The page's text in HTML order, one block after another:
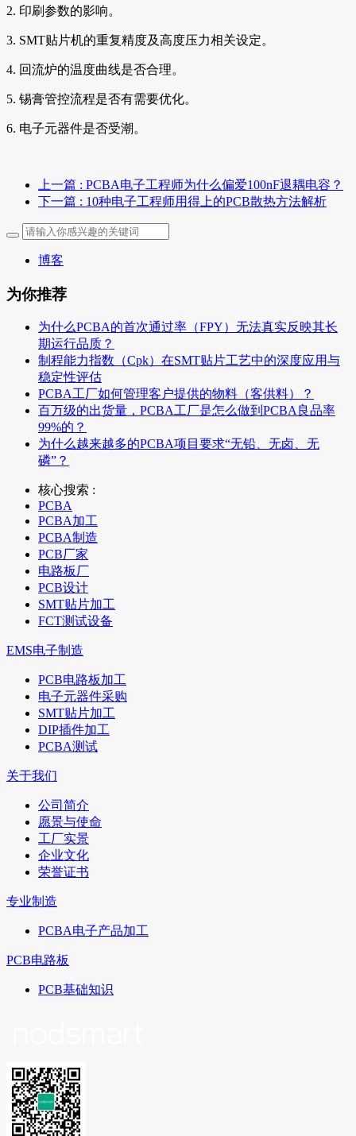
2. 印刷参数的影响。
3. SMT贴片机的重复精度及高度压力相关设定。
4. 回流炉的温度曲线是否合理。
5. 锡膏管控流程是否有需要优化。
6. 电子元器件是否受潮。
上一篇 : PCBA电子工程师为什么偏爱100nF退耦电容？
下一篇 : 10种电子工程师用得上的PCB散热方法解析
博客
为你推荐
为什么PCBA的首次通过率（FPY）无法真实反映其长
期运行品质？
制程能力指数（Cpk）在SMT贴片工艺中的深度应用与
稳定性评估
PCBA工厂如何管理客户提供的物料（客供料）？
百万级的出货量，PCBA工厂是怎么做到PCBA良品率
99%的？
为什么越来越多的PCBA项目要求“无铅、无卤、无
磷”？
核心搜索 :
PCBA
PCBA加工
PCBA制造
PCB厂家
电路板厂
PCB设计
SMT贴片加工
FCT测试设备
EMS电子制造
PCB电路板加工
电子元器件采购
SMT贴片加工
DIP插件加工
PCBA测试
关于我们
公司简介
愿景与使命
工厂实景
企业文化
荣誉证书
专业制造
PCBA电子产品加工
PCB电路板
PCB基础知识